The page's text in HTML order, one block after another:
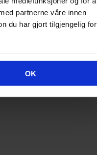
partnerne våre innen
du har gjort tilgjengelig for
OK